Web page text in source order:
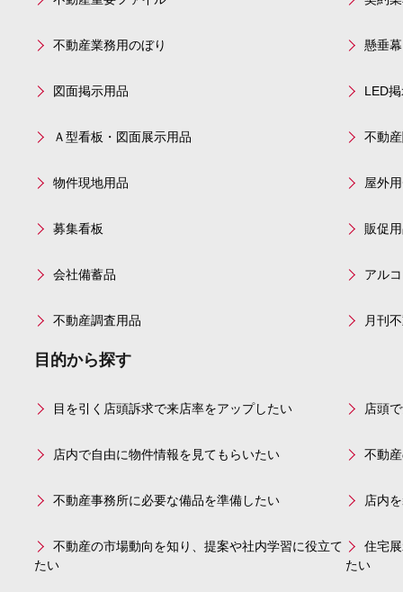
不動産業務用のぼり 懸垂
図面掲示用品 LED
Ａ型看板・図面展示用品 不動
物件現地用品 屋外
募集看板 販促
会社備蓄品 アル
不動産調査用品 月刊
目的から探す
目を引く店頭訴求で来店率をアップしたい 店頭
店内で自由に物件情報を見てもらいたい 不動
不動産事務所に必要な備品を準備したい 店内
不動産の市場動向を知り、提案や社内学習に役立て
たい
住宅
たい